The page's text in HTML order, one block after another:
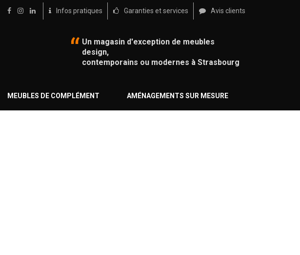
Infos pratiques Garanties et services Avis clients
Un magasin d'exception de meubles
design,
contemporains ou modernes à Strasbourg
MEUBLES DE COMPLÉMENT AMÉNAGEMENTS SUR MESURE